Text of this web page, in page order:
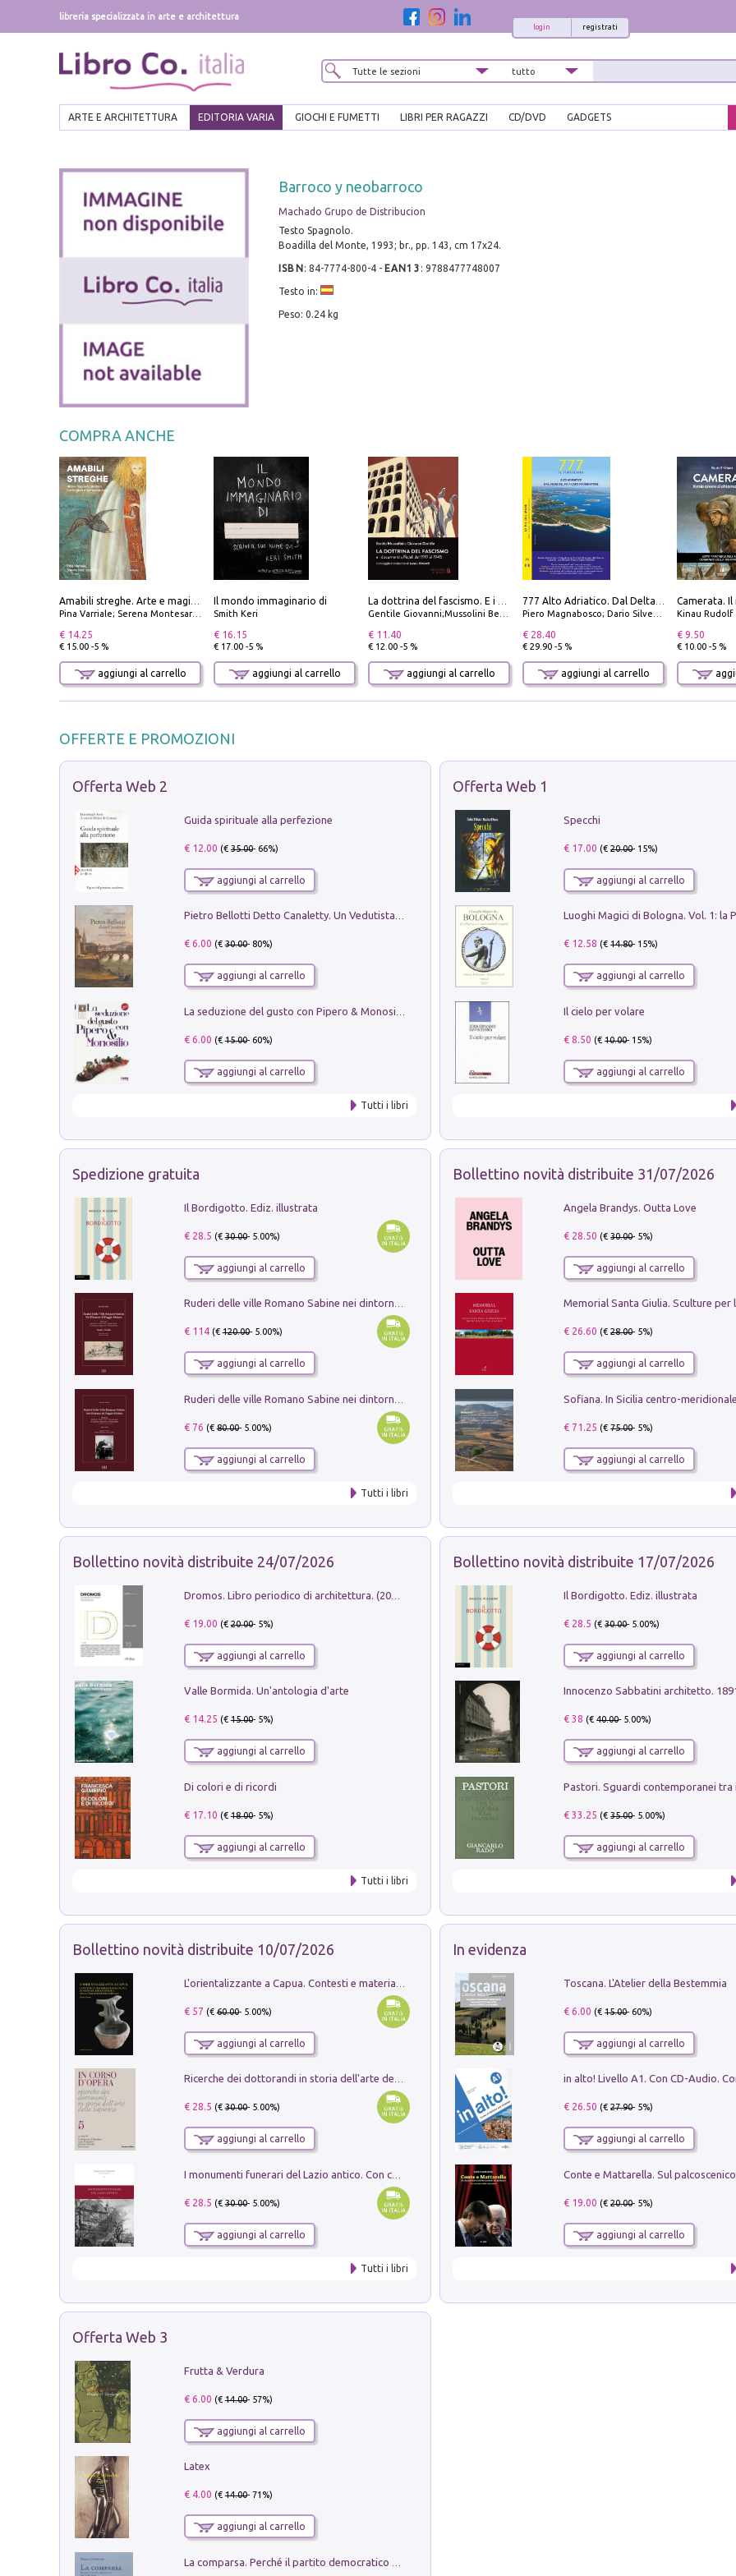
libreria specializzata in arte e architettura
registrati
login
ARTE E ARCHITETTURA EDITORIA VARIA GIOCHI E FUMETTI LIBRI PER RAGAZZI CD/DVD GADGETS
Barroco y neobarroco
Machado Grupo de Distribucion
Testo Spagnolo.
Boadilla del Monte, 1993; br., pp. 143, cm 17x24.
ISBN : 84-7774-800-4- EAN13 : 9788477748007
Testo in:
Peso: 0.24 kg
COMPRA ANCHE
Amabili streghe. Arte e magie di Leonora Carrington e Remedios Varo
Pina Varriale; Serena Montesarchio
€ 14.25
€ 15.00 -5 %
aggiungi al carrello
Il mondo immaginario di
Smith Keri
€ 16.15
€ 17.00 -5 %
aggiungi al carrello
La dottrina del fascismo. E i documenti ufficiali dal 1919 al 1945
Gentile Giovanni;Mussolini Benito
€ 11.40
€ 12.00 -5 %
aggiungi al carrello
777 Alto Adriatico. Dal Delta del Po a Capo Promontore. Con QR Code
Piero Magnabosco; Dario Silvestro; Marco Sbrizzi
€ 28.40
€ 29.90 -5 %
aggiungi al carrello
Kinau Rudolf
€ 9.50
€ 10.00 -5 %
OFFERTE E PROMOZIONI
Offerta Web 2
Guida spirituale alla perfezione
€ 12.00 (€35.00- 66%)
aggiungi al carrello
Pietro Bellotti Detto Canaletty. Un Vedutista Veneziano nella Francia dell'Ancien Régime
€ 6.00 (€30.00- 80%)
aggiungi al carrello
€ 6.00 (€15.00- 60%)
aggiungi al carrello
Tutti i libri
Offerta Web 1
Specchi
€ 17.00 (€20.00- 15%)
aggiungi al carrello
€ 12.58 (€14.80- 15%)
aggiungi al carrello
Il cielo per volare
€ 8.50 (€10.00- 15%)
aggiungi al carrello
Spedizione gratuita
Il Bordigotto. Ediz. illustrata
€ 28.5 (€30.00- 5.00%)
aggiungi al carrello
Ruderi delle ville Romano Sabine nei dintorni di Poggio Mirteto. Illustrati dal dott.re prof.re cav.re Ercole Nardi regio ispettore degli scavi e monumenti. Anno 1885. Tavole e studio. Con 25 tavole fuori testo in cartella editoriale
€ 114(€120.00- 5.00%)
aggiungi al carrello
€ 76 (€80.00- 5.00%)
aggiungi al carrello
Tutti i libri
Bollettino novità distribuite 31/07/2026
Angela Brandys. Outta Love
€ 28.50 (€30.00- 5%)
aggiungi al carrello
€ 26.60 (€28.00- 5%)
aggiungi al carrello
€ 71.25 (€75.00- 5%)
aggiungi al carrello
Bollettino novità distribuite 24/07/2026
Dromos. Libro periodico di architettura. (2026). Vol. 15: Post-model
€ 19.00 (€20.00- 5%)
aggiungi al carrello
Valle Bormida. Un'antologia d'arte
€ 14.25 (€15.00- 5%)
aggiungi al carrello
Di colori e di ricordi
€ 17.10 (€18.00- 5%)
aggiungi al carrello
Tutti i libri
Bollettino novità distribuite 17/07/2026
Il Bordigotto. Ediz. illustrata
€ 28.5 (€30.00- 5.00%)
aggiungi al carrello
Innocenzo Sabbatini architetto.
€ 38 (€40.00- 5.00%)
aggiungi al carrello
€ 33.25 (€35.00- 5.00%)
aggiungi al carrello
Bollettino novità distribuite 10/07/2026
€ 57 (€60.00- 5.00%)
aggiungi al carrello
Ricerche dei dottorandi in storia dell'arte della Sapienza
€ 28.5 (€30.00- 5.00%)
aggiungi al carrello
I monumenti funerari del Lazio antico. Con cartella con tavole
€ 28.5 (€30.00- 5.00%)
aggiungi al carrello
Tutti i libri
In evidenza
Toscana. L'Atelier della Bestemmia
€ 6.00 (€15.00- 60%)
aggiungi al carrello
€ 26.50 (€27.90- 5%)
aggiungi al carrello
€ 19.00 (€20.00- 5%)
aggiungi al carrello
Offerta Web 3
Frutta & Verdura
€ 6.00 (€14.00- 57%)
aggiungi al carrello
Latex
€ 4.00 (€14.00- 71%)
aggiungi al carrello